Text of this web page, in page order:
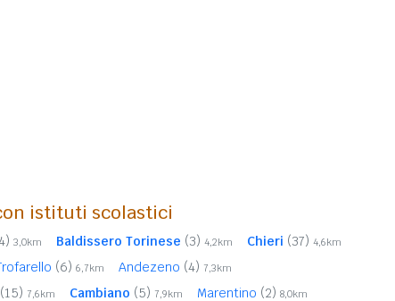
istituti scolastici
3,0km Baldissero Torinese (3) 4,2km Chieri (37) 4,6km
(6) 6,7km Andezeno (4) 7,3km
(15) 7,6km Cambiano (5) 7,9km Marentino (2) 8,0km